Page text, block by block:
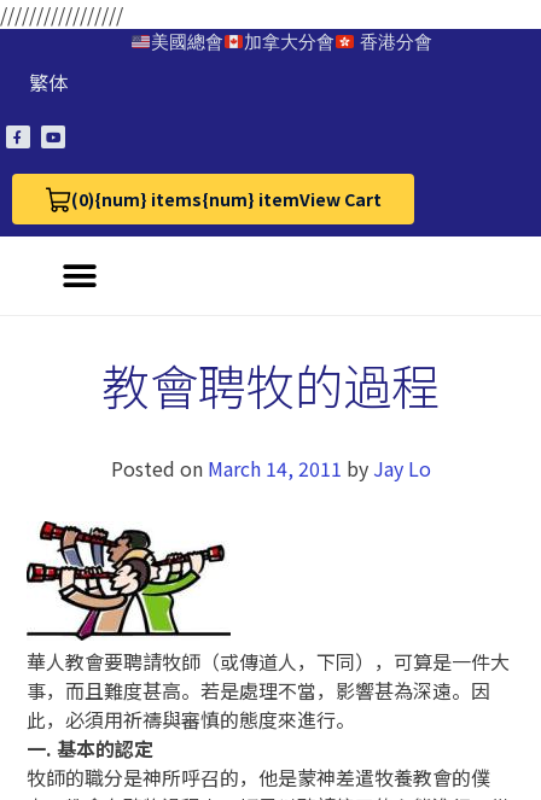
/////////////////
美國總會 加拿大分會 香港分會
繁体
(0)
View Cart 0{num} items{num} itemView Cart
教會聘牧的過程
Posted on March 14, 2011 by Jay Lo
華人教會要聘請牧師（或傳道人，下同），可算是一件大
事，而且難度甚高。若是處理不當，影響甚為深遠。因
此，必須用祈禱與審慎的態度來進行。
一. 基本的認定
牧師的職分是神所呼召的，他是蒙神差遣牧養教會的僕